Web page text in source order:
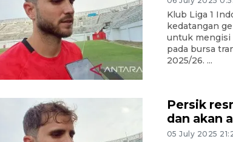
Klub Liga 1
kedatangan
untuk mengisi
pada bursa
2025/26. ...
Persik
dan akan
05 July 2025